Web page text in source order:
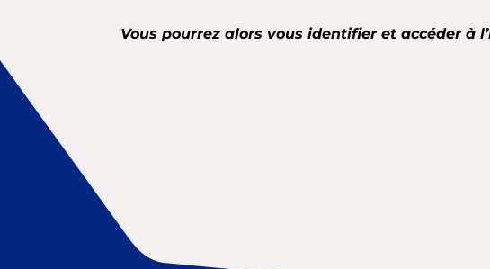
Vous pourrez alors vous identifier et accéder à